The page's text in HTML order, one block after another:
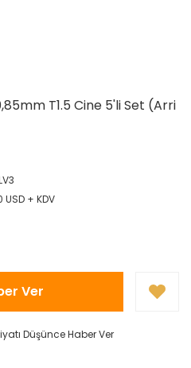
T1.5 Cine 5'li Set (Arri
+ KDV
Ver
Düşünce Haber Ver